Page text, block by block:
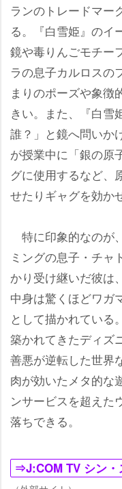
ランのトレードマー
る。『白雪姫』のイ
鏡や毒りんごモチー
ラの息子カルロスの
まりのポーズや象徴
きい。また、『白雪
誰？」と鏡へ問いか
が授業中に「銀の原
グに使用するなど、
せたりギャグを効か
特に印象的なのが
ミングの息子・チャ
かり受け継いだ彼は
中身は驚くほどワガ
として描かれている
築かれてきたディズ
善悪が逆転した世界
肉が効いたメタ的な
ンサービスを超えた
落ちできる。
⇒J:COM TV シン・